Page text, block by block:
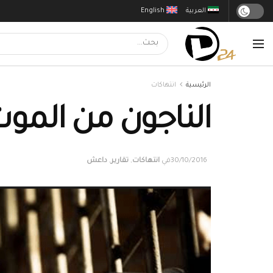
English العربية
الرئيسية انتهاكات
الناجون من
30/10/2016في انتهاكات, تقارير, داعش